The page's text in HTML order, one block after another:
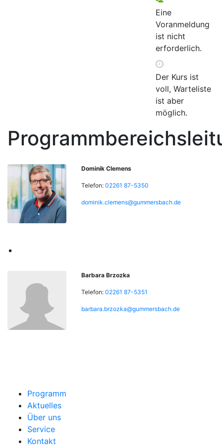
Eine
Voranmeldung
ist nicht
erforderlich.
Der Kurs ist
voll, Warteliste
ist aber
möglich.
Dominik Clemens
Telefon:02261 87-5350
dominik.clemens@gummersbach.de
.
Barbara Brzozka
Telefon:02261 87-5351
barbara.brzozka@gummersbach.de
Programm
Aktuelles
Über uns
Service
Kontakt